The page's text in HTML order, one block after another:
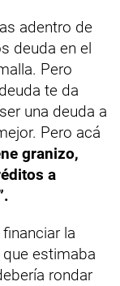
adentro de
deuda en el
Pero
te da
una deuda a
Pero acá
granizo,
a
la
estimaba
rondar